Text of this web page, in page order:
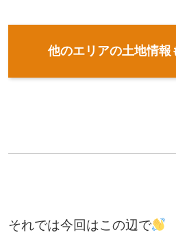
他のエリアの土地情報
それでは今回はこの辺で